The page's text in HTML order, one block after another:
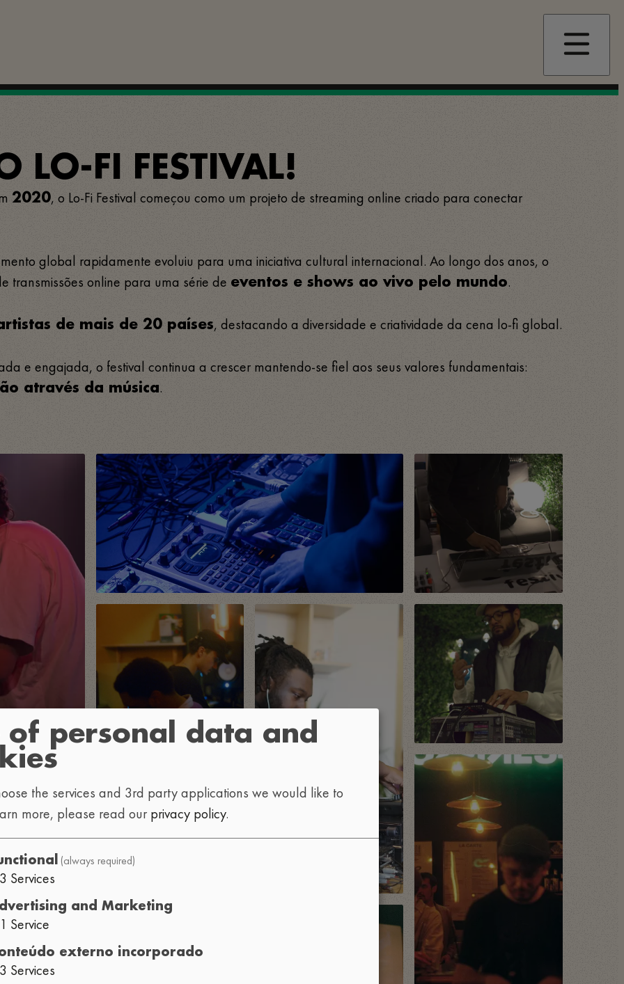
LO-FI FESTIVAL!
2020, o Lo-Fi Festival começou como um projeto de streaming online criado para conectar
global rapidamente evoluiu para uma iniciativa cultural internacional. Ao longo dos anos, o
transmissões online para uma série de eventos e shows ao vivo pelo mundo.
de mais de 20 países, destacando a diversidade e criatividade da cena lo-fi global.
e engajada, o festival continua a crescer mantendo-se fiel aos seus valores fundamentais:
através da música.
of personal data and
the services and 3rd party applications we would like to
more, please read our privacy policy.
(always required)
3 Services
and Marketing
1 Service
externo incorporado
3 Services